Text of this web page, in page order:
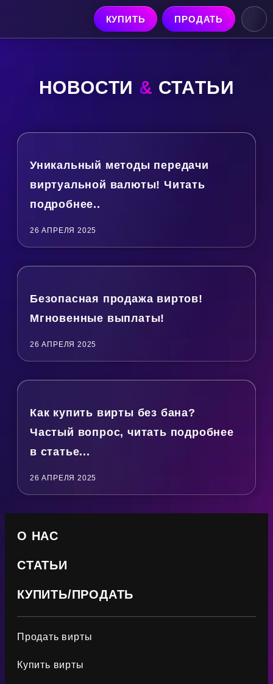
КУПИТЬ ПРОДАТЬ
НОВОСТИ & СТАТЬИ
Уникальный методы передачи
виртуальной валюты! Читать
подробнее..
26 АПРЕЛЯ 2025
Безопасная продажа виртов!
Мгновенные выплаты!
26 АПРЕЛЯ 2025
Как купить вирты без бана?
Частый вопрос, читать подробнее
в статье...
26 АПРЕЛЯ 2025
О НАС
СТАТЬИ
КУПИТЬ/ПРОДАТЬ
Продать вирты
Купить вирты